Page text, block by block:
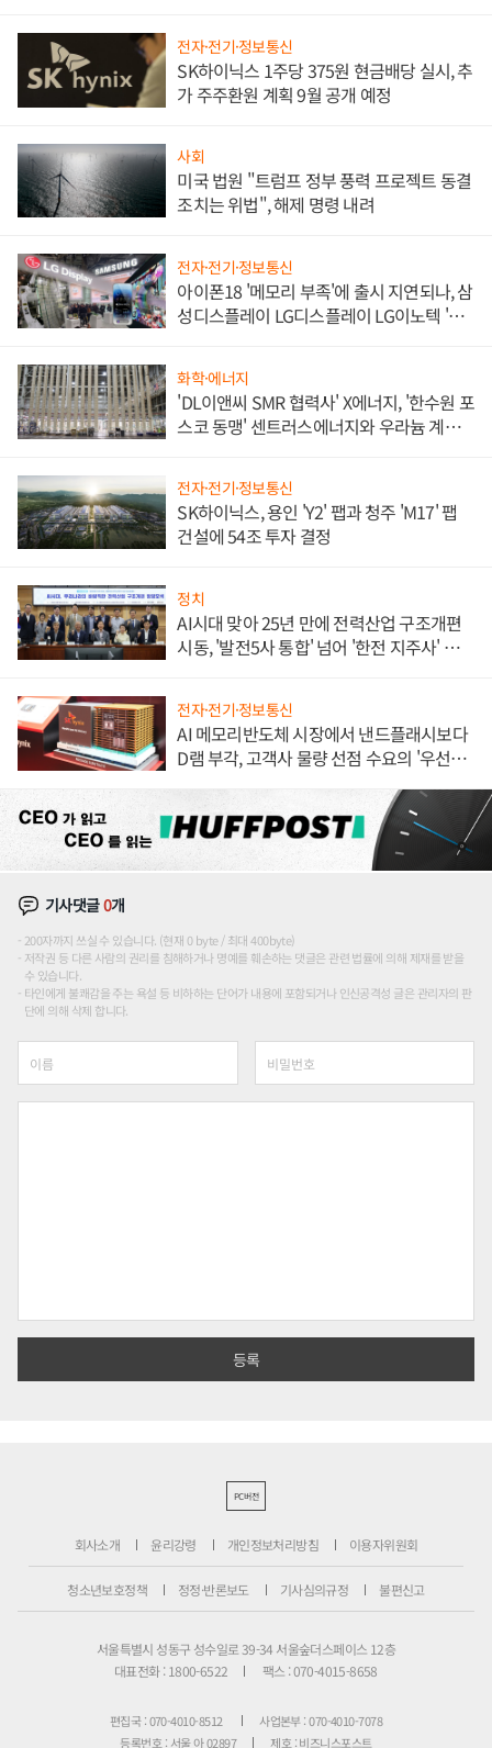
전자·전기·정보통신
SK하이닉스 1주당 375원 현금배당 실시, 추
가 주주환원 계획 9월 공개 예정
사회
미국 법원 "트럼프 정부 풍력 프로젝트 동결
조치는 위법", 해제 명령 내려
전자·전기·정보통신
아이폰18 '메모리 부족'에 출시 지연되나, 삼
성디스플레이 LG디스플레이 LG이노텍 '탈
화학·에너지
'DL이앤씨 SMR 협력사' X에너지, '한수원 포
스코 동맹' 센트러스에너지와 우라늄 계약
전자·전기·정보통신
SK하이닉스, 용인 'Y2' 팹과 청주 'M17' 팹
건설에 54조 투자 결정
정치
AI시대 맞아 25년 만에 전력산업 구조개편
시동, '발전5사 통합' 넘어 '한전 지주사' 재편
전자·전기·정보통신
AI 메모리반도체 시장에서 낸드플래시보다
D램 부각, 고객사 물량 선점 수요의 '우선순
기사댓글0개
200자까지 쓰실 수 있습니다. (현재 0 byte / 최대 400byte)
저작권 등 다른 사람의 권리를 침해하거나 명예를 훼손하는 댓글은 관련 법률에 의해 제재를 받을
수 있습니다.
타인에게 불쾌감을 주는 욕설 등 비하하는 단어가 내용에 포함되거나 인신공격성 글은 관리자의 판
단에 의해 삭제 합니다.
PC버전
회사소개 윤리강령 개인정보처리방침 이용자위원회
청소년보호정책 정정·반론보도 기사심의규정 불편신고
서울특별시 성동구 성수일로 39-34 서울숲더스페이스 12층
대표전화 : 1800-6522
팩스 : 070-4015-8658
편집국 : 070-4010-8512
사업본부 : 070-4010-7078
등록번호 : 서울 아 02897
제호 : 비즈니스포스트